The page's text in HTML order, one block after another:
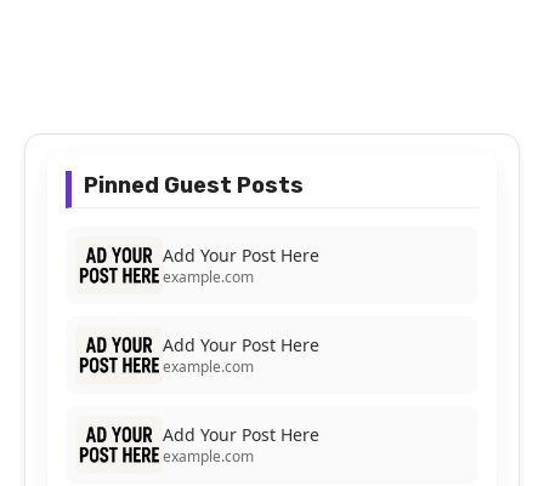
Pinned Guest Posts
Add Your Post Here
example.com
Add Your Post Here
example.com
Add Your Post Here
example.com